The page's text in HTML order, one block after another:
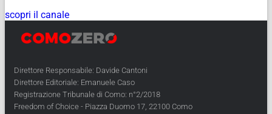
scopri il canale
Direttore Responsabile: Davide Cantoni
Direttore Editoriale: Emanuele Caso
Registrazione Tribunale di Como: n°2/2018
Freedom of Choice - Piazza Duomo 17, 22100 Como